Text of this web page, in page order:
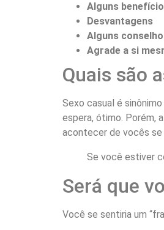
Alguns
Desvantagens
Alguns
Agrade a si
Quais são
Sexo casual é
espera, ótimo. Porém,
acontecer de vocês se
Se você estiver
Será que
Você se sentiria um